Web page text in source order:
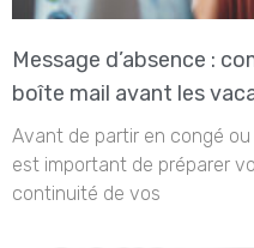
Message d’absence :
boîte mail avant les
Avant de partir en congé
est important de préparer
continuité de vos